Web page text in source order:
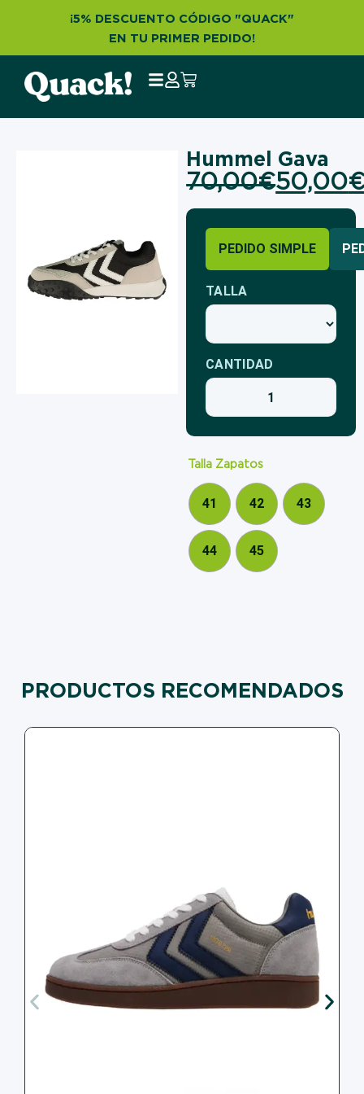
¡5% DESCUENTO CÓDIGO "QUACK"
EN TU PRIMER PEDIDO!
Hummel Gava
70,00€50,00
PEDIDO SIMPLE
TALLA
CANTIDAD
Talla Zapatos
41 42 43
44 45
PRODUCTOS RECOMENDADOS